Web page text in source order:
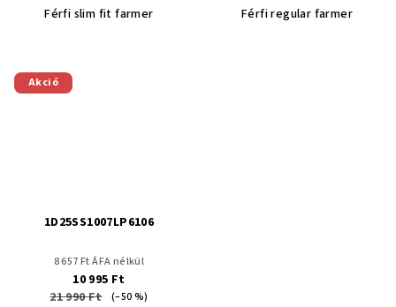
Férfi slim fit farmer Férfi regular farmer
Akció
1D25SS1007LP6106
8 657 Ft ÁFA nélkül
10 995 Ft
21 990 Ft (–50 %)